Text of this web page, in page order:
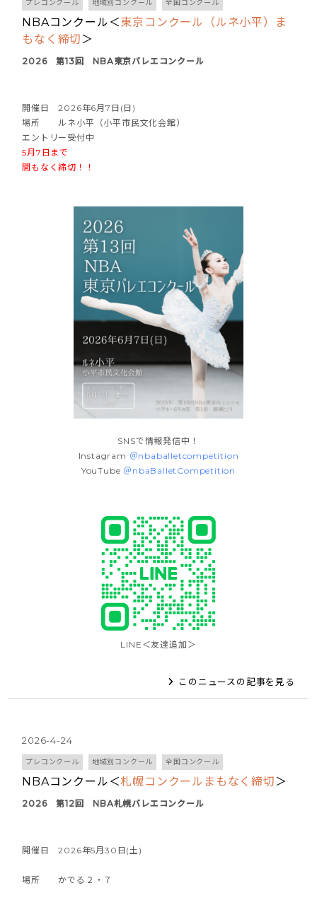
プレコンクール 地域別コンクール 全国コンクール
NBAコンクール＜東京コンクール（ルネ小平）ま
もなく締切 ＞
2026 第13回 NBA東京バレエコンクール
開催日 2026年6月7日(日)
場所 ルネ小平（小平市民文化会館）
エントリー受付中
5月7日まで
間もなく締切！！
SNSで情報発信中！
Instagram ＠nbaballetcompetition
YouTube ＠nbaBalletCompetition
LINE＜友達追加＞
このニュースの記事を見る
2026-4-24
プレコンクール 地域別コンクール 全国コンクール
NBAコンクール＜札幌コンクールまもなく締切 ＞
2026 第12回 NBA札幌バレエコンクール
開催日 2026年5月30日(土)
場所 かでる２・７